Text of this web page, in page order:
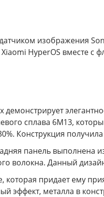
изображения
HyperOS вместе
сплава 6М13,
Конструкция
панель выполнена
волокна. Данный
придает ему
эффект, металла в